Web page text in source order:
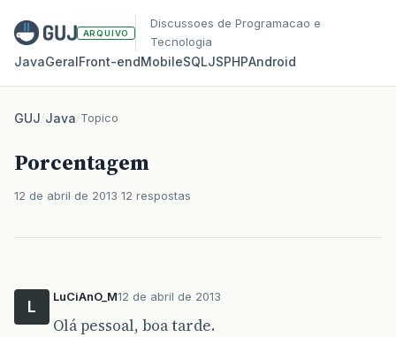
ARQUIVO
Discussoes de Programacao e
Tecnologia
JavaGeralFront‑endMobileSQLJSPHPAndroid
GUJ/Java/Topico
Porcentagem
12 de abril de 2013 12 respostas
L
LuCiAnO_M12 de abril de 2013
Olá pessoal, boa tarde.